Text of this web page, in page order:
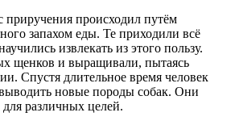
приручения происходил путём
запахом еды. Те приходили всё
извлекать из этого пользу.
щенков и выращивали, пытаясь
Спустя длительное время человек
новые породы собак. Они
различных целей.